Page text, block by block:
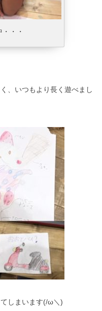
・・
、いつもより長く遊べまし
しまいます(/ω＼)